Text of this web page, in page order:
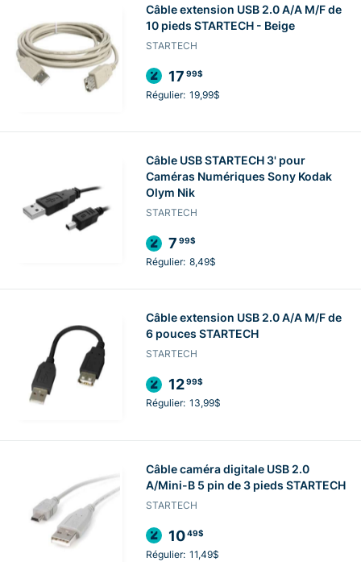
Câble extension USB 2.0 A/A M/F de
10 pieds STARTECH - Beige
STARTECH
17 99$
Régulier: 19,99$
Câble USB STARTECH 3' pour
Caméras Numériques Sony Kodak
Olym Nik
STARTECH
7 99$
Régulier: 8,49$
Câble extension USB 2.0 A/A M/F de
6 pouces STARTECH
STARTECH
1299$
Régulier: 13,99$
Câble caméra digitale USB 2.0
A/Mini-B 5 pin de 3 pieds STARTECH
STARTECH
1049$
Régulier: 11,49$